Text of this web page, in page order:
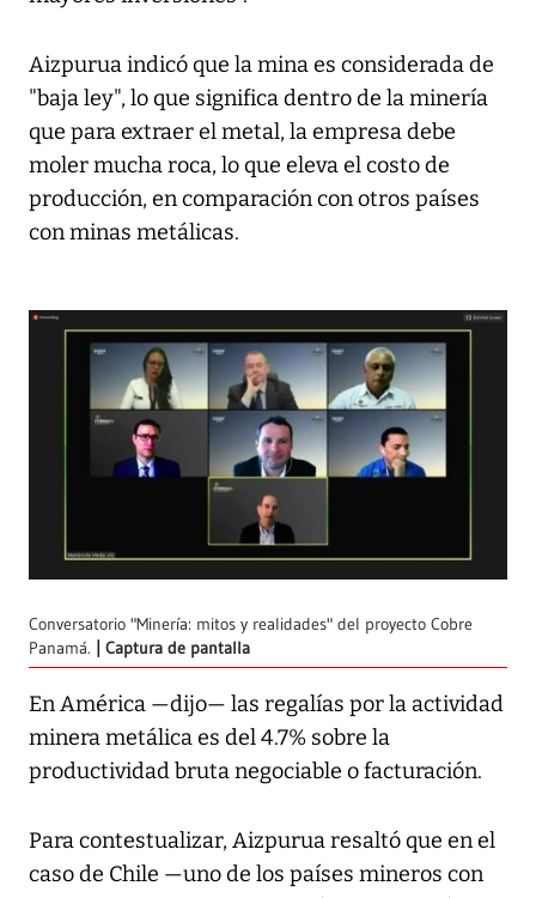
Aizpurua indicó que la mina es considerada de
"baja ley", lo que significa dentro de la minería
que para extraer el metal, la empresa debe
moler mucha roca, lo que eleva el costo de
producción, en comparación con otros países
con minas metálicas.
Conversatorio "Minería: mitos y realidades" del proyecto Cobre
Panamá.
Captura de pantalla
En América —dijo— las regalías por la actividad
minera metálica es del 4.7% sobre la
productividad bruta negociable o facturación.
Para contestualizar, Aizpurua resaltó que en el
caso de Chile —uno de los países mineros con